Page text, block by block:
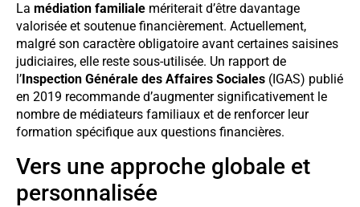
La médiation familiale mériterait d’être davantage
valorisée et soutenue financièrement. Actuellement,
malgré son caractère obligatoire avant certaines saisines
judiciaires, elle reste sous-utilisée. Un rapport de
l’ Inspection Générale des Affaires Sociales (IGAS) publié
en 2019 recommande d’augmenter significativement le
nombre de médiateurs familiaux et de renforcer leur
formation spécifique aux questions financières.
Vers une approche globale et
personnalisée